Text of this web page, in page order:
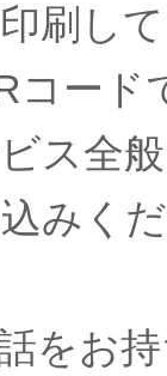
刷し
コード
ス全
みく
をお